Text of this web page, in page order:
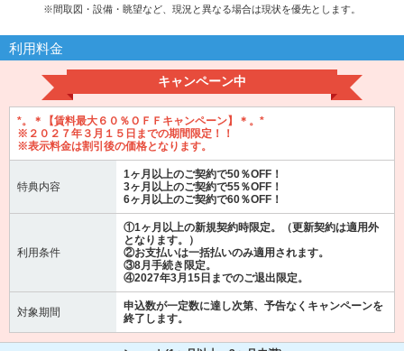
※間取図・設備・眺望など、現況と異なる場合は現状を優先とします。
利用料金
キャンペーン中
*。＊【賃料最大６０％ＯＦＦキャンペーン】＊。*
※２０２７年３月１５日までの期間限定！！
※表示料金は割引後の価格となります。
特典内容
1ヶ月以上のご契約で50％OFF！
3ヶ月以上のご契約で55％OFF！
6ヶ月以上のご契約で60％OFF！
利用条件
①1ヶ月以上の新規契約時限定。（更新契約は適用外
となります。）
②お支払いは一括払いのみ適用されます。
③8月手続き限定。
④2027年3月15日までのご退出限定。
対象期間
申込数が一定数に達し次第、予告なくキャンペーンを
終了します。